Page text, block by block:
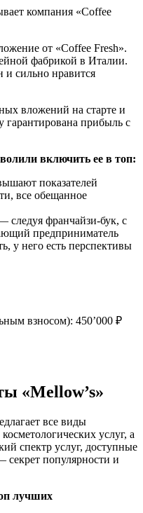
от «Coffee Fresh».
фабрикой в Италии.
и сильно нравится
вложений на старте и
гарантирована прибыль с
включить ее в топ:
показателей
все обещанное
следуя франчайзи-бук, с
предприниматель
у него есть перспективы
взносом): 450’000 ₽
«Mellow’s»
все виды
услуг, а
спектр услуг, доступные
популярности и
лучших